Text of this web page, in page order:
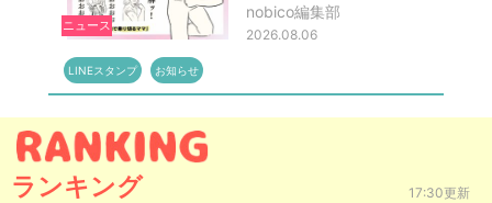
ニュース
nobico編集部
2026.08.06
LINEスタンプ お知らせ
ランキング 17:30更新